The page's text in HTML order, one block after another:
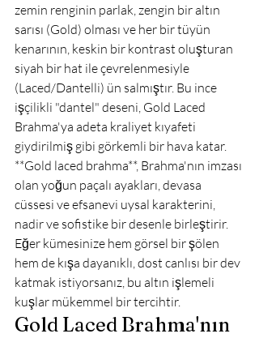
zemin renginin parlak, zengin bir altın
sarısı (Gold) olması ve her bir tüyün
kenarının, keskin bir kontrast oluşturan
siyah bir hat ile çevrelenmesiyle
(Laced/Dantelli) ün salmıştır. Bu ince
işçilikli "dantel" deseni, Gold Laced
Brahma'ya adeta kraliyet kıyafeti
giydirilmiş gibi görkemli bir hava katar.
**Gold laced brahma**, Brahma'nın imzası
olan yoğun paçalı ayakları, devasa
cüssesi ve efsanevi uysal karakterini,
nadir ve sofistike bir desenle birleştirir.
Eğer kümesinize hem görsel bir şölen
hem de kışa dayanıklı, dost canlısı bir dev
katmak istiyorsanız, bu altın işlemeli
kuşlar mükemmel bir tercihtir.
Gold Laced Brahma'nın